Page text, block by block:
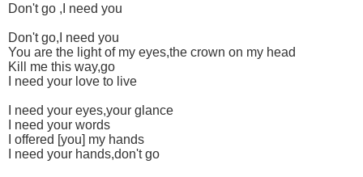
Don't go ,I need you
Don't go,I need you
You are the light of my eyes,the crown on my head
Kill me this way,go
I need your love to live
I need your eyes,your glance
I need your words
I offered [you] my hands
I need your hands,don't go